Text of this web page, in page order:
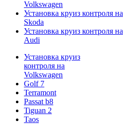
Volkswagen
Установка круиз контроля на
Skoda
Установка круиз контроля на
Audi
Установка круиз
контроля на
Volkswagen
Golf 7
Terramont
Passat b8
Tiguan 2
Taos